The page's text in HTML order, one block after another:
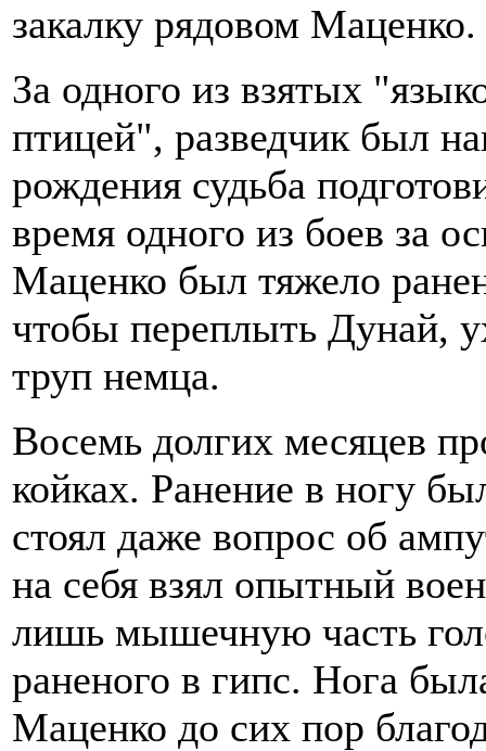
закалку рядовом Маценко.
За одного из взятых
птицей", разведчик был
рождения судьба
время одного из боев за
Маценко был тяжело
чтобы переплыть Дунай,
труп немца.
Восемь долгих месяцев
койках. Ранение в ногу
стоял даже вопрос об
на себя взял опытный
лишь мышечную часть
раненого в гипс. Нога
Маценко до сих пор